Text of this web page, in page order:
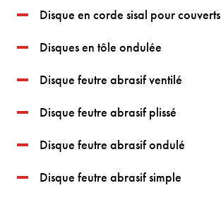
Disque en corde sisal pour couverts
Disques en tôle ondulée
Disque feutre abrasif ventilé
Disque feutre abrasif plissé
Disque feutre abrasif ondulé
Disque feutre abrasif simple